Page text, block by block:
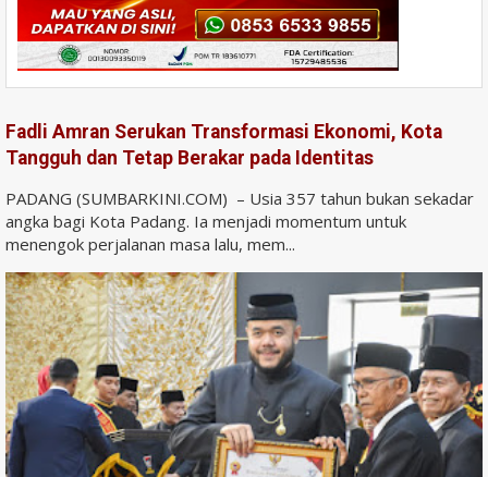
Fadli Amran Serukan Transformasi Ekonomi, Kota
Tangguh dan Tetap Berakar pada Identitas
PADANG (SUMBARKINI.COM) – Usia 357 tahun bukan sekadar
angka bagi Kota Padang. Ia menjadi momentum untuk
menengok perjalanan masa lalu, mem...